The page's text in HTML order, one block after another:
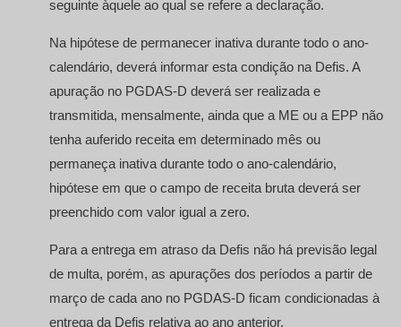
seguinte àquele ao qual se refere a declaração.
Na hipótese de permanecer inativa durante todo o ano-
calendário, deverá informar esta condição na Defis. A
apuração no PGDAS-D deverá ser realizada e
transmitida, mensalmente, ainda que a ME ou a EPP não
tenha auferido receita em determinado mês ou
permaneça inativa durante todo o ano-calendário,
hipótese em que o campo de receita bruta deverá ser
preenchido com valor igual a zero.
Para a entrega em atraso da Defis não há previsão legal
de multa, porém, as apurações dos períodos a partir de
março de cada ano no PGDAS-D ficam condicionadas à
entrega da Defis relativa ao ano anterior.